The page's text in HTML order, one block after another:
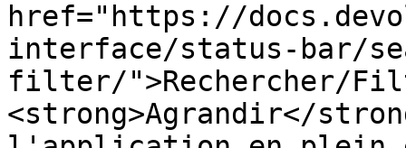
href="https://
interface/status-bar/
filter/">Rechercher/
<strong>Agrandir</